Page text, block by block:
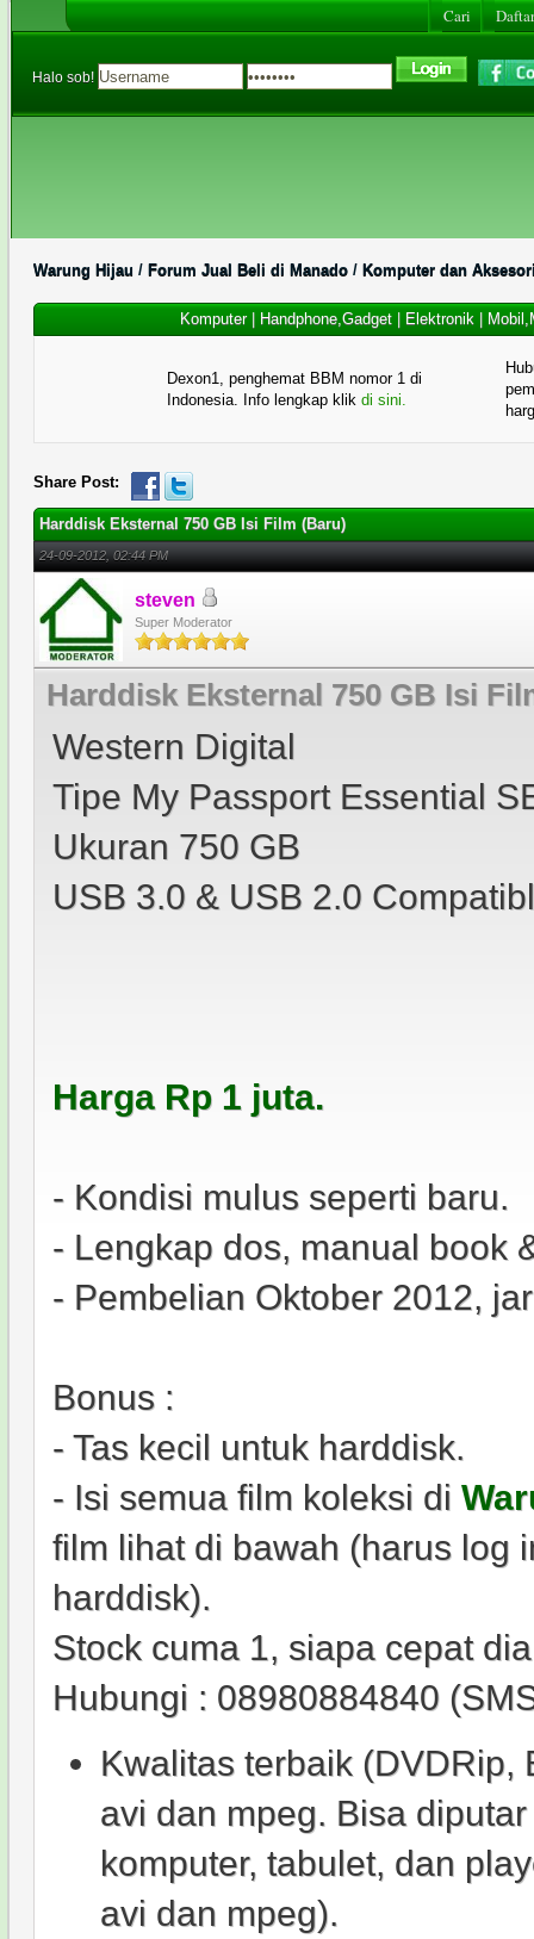
Cari
Halo sob!
Warung Hijau / Forum Jual Beli di Manado / Komputer dan
Komputer| Handphone,Gadget| Elektronik|
Dexon1, penghemat BBM nomor 1 di
Indonesia. Info lengkap klik di sini.
Share Post:
Harddisk Eksternal 750 GB Isi Film (Baru)
24-09-2012, 02:44 PM
steven
Super Moderator
Harddisk Eksternal 750 GB Isi
Western Digital
Tipe My Passport Essential
Ukuran 750 GB
USB 3.0 & USB 2.0
Harga Rp 1 juta.
- Kondisi mulus seperti baru.
- Lengkap dos, manual book
- Pembelian Oktober 2012,
Bonus :
- Tas kecil untuk harddisk.
- Isi semua film koleksi di
film lihat di bawah (harus log
harddisk).
Stock cuma 1, siapa cepat
Hubungi : 08980884840
Kwalitas terbaik (DVDRip,
avi dan mpeg. Bisa
komputer, tabulet, dan
avi dan mpeg).